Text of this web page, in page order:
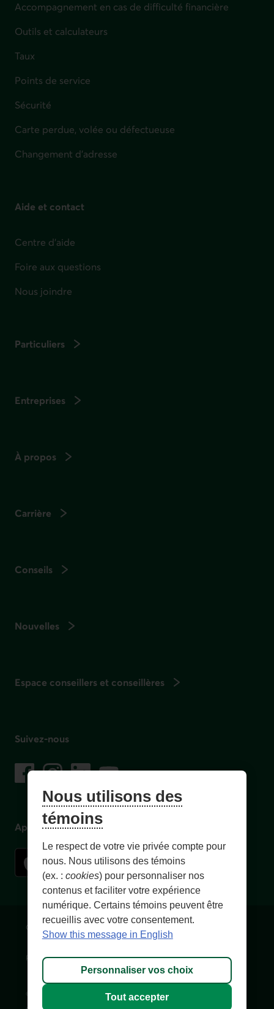
Accompagnement en cas de difficulté financière
Outils et calculateurs
Taux
Points de service
Sécurité
Carte perdue, volée ou défectueuse
Changement d'adresse
Aide et contact
Centre d'aide
Foire aux questions
Nous joindre
Particuliers
Entreprises
À propos
Carrière
Conseils
Nouvelles
Espace conseillers et conseillères
Suivez-nous
Facebook
– Lien externe au site. Cet hyperlien s'ouvrira dans une
Instagram
– Lien externe au site. Cet hyperlien s'ouvrira dans
LinkedIn
– Lien externe au site. Cet hyperlien
YouTube
– Lien externe au site. Cet hyperlien
Application mobile
Conditions d'utilisation et notes légales
Personnaliser les témoins Accessibilité Plan du site
© 1996-
, Fédération des caisses Desjardins du Québec. Tous
Nous utilisons des
témoins
Le respect de votre vie privée compte pour
nous. Nous utilisons des témoins
(ex. : cookies) pour personnaliser nos
contenus et faciliter votre expérience
numérique. Certains témoins peuvent être
recueillis avec votre consentement.
Show this message in English
Personnaliser vos choix
Tout accepter